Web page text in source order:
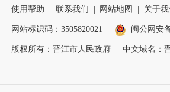
使用帮助 联系我们 网站地图 关于我
网站标识码：3505820021 闽公网安
版权所有：晋江市人民政府 中文域名：